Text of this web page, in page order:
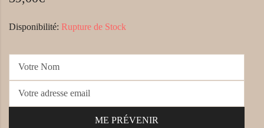
Disponibilité: Rupture de Stock